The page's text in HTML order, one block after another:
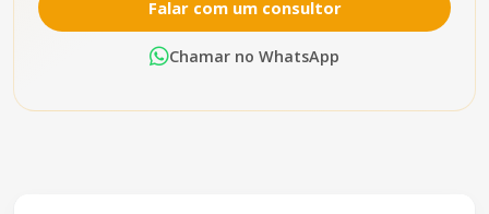
Falar com um consultor
Chamar no WhatsApp